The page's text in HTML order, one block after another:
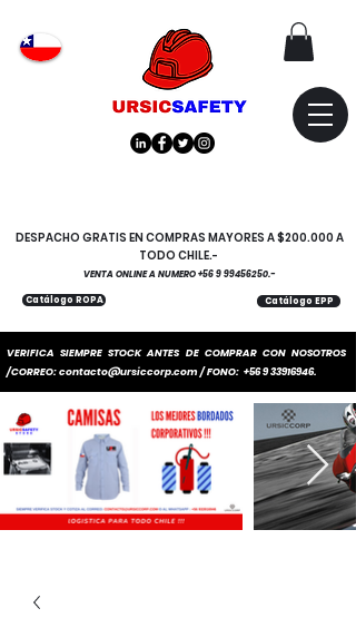
VERIFICA SIEMPRE STOCK ANTES DE COMPRAR CON NOSOTROS
/CORREO:contacto@ursiccorp.com/ FONO: +56 9 33916946.
Catálogo EPP
Catálogo ROPA
DESPACHO GRATIS EN COMPRAS MAYORES A $200.000 A
TODO CHILE.-
VENTA ONLINE A NUMERO+56 9 99456250.-